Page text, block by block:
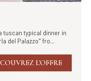
tuscan typical dinner in
del Palazzo" fro...
L'OFFRE